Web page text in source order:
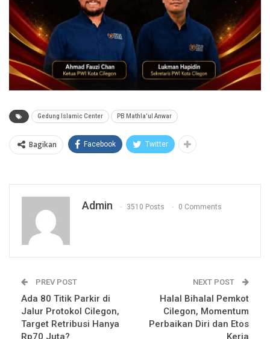
Gedung Islamic Center PB Mathla’ul Anwar
Bagikan Facebook Twitter
Admin 3510 Posts 0 Comments
PREV POST
Ada 80 Titik Parkir di
Jalur Protokol Cilegon,
Target Retribusi Hanya
Rp70 Juta?
NEXT POST
Halal Bihalal Pemkot
Cilegon, Momentum
Perbaikan Diri dan Etos
Kerja